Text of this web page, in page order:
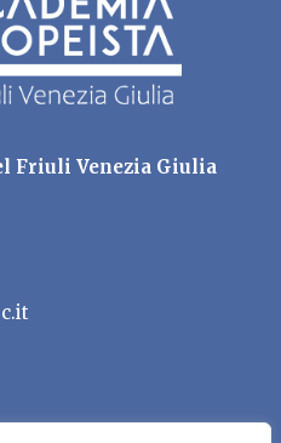
Friuli Venezia Giulia